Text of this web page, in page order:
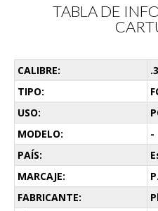
TABLA DE
CALIBRE:
TIPO:
USO:
MODELO:
-
PAÍS:
MARCAJE:
FABRICANTE: